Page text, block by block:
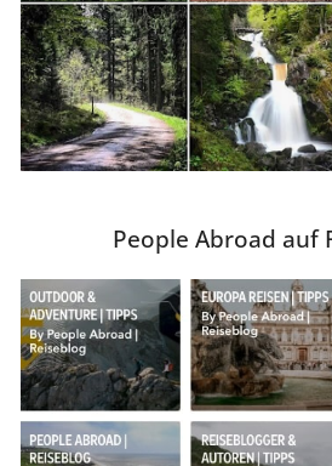
People Abroad auf